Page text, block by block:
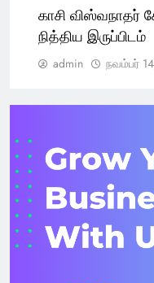
காசி விஸ்வநாதர்
நித்திய இருப்பிடம்
admin நவம்பர்